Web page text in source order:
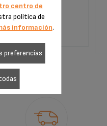
€
centro de
política de
información.
preferencias